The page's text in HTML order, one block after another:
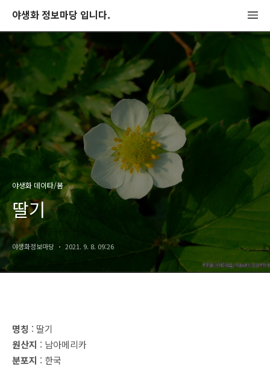
야생화 정보마당 입니다.
야생화 데이타/봄
딸기
야생화정보마당 2021. 9. 8. 09:26
명칭 : 딸기
원산지 : 남아메리카
분포지 : 한국